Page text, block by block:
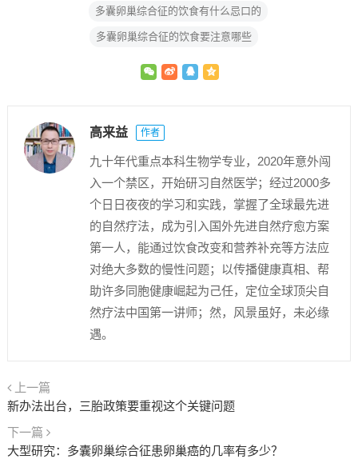
多囊卵巢综合征的饮食有什么忌口的
多囊卵巢综合征的饮食要注意哪些
高来益 作者
九十年代重点本科生物学专业，2020年意外闯
入一个禁区，开始研习自然医学；经过2000多
个日日夜夜的学习和实践，掌握了全球最先进
的自然疗法，成为引入国外先进自然疗愈方案
第一人，能通过饮食改变和营养补充等方法应
对绝大多数的慢性问题；以传播健康真相、帮
助许多同胞健康崛起为己任，定位全球顶尖自
然疗法中国第一讲师；然，风景虽好，未必缘
遇。
上一篇
新办法出台，三胎政策要重视这个关键问题
下一篇
大型研究：多囊卵巢综合征患卵巢癌的几率有多少？